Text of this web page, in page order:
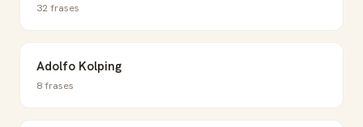
32 frases
Adolfo Kolping
8 frases